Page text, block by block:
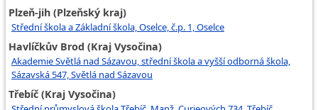
Plzeň-jih (Plzeňský kraj)
Střední škola a Základní škola, Oselce, č.p. 1, Oselce
Havlíčkův Brod (Kraj Vysočina)
Akademie Světlá nad Sázavou, střední škola a vyšší odborná škola,
Sázavská 547, Světlá nad Sázavou
Třebíč (Kraj Vysočina)